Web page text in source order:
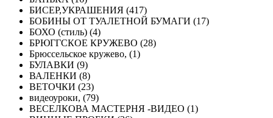
БИСЕР,УКРАШЕНИЯ (417)
БОБИНЫ ОТ ТУАЛЕТНОЙ БУМАГИ (17)
БОХО (стиль) (4)
БРЮГГСКОЕ КРУЖЕВО (28)
Брюссельское кружево, (1)
БУЛАВКИ (9)
ВАЛЕНКИ (8)
ВЕТОЧКИ (23)
видеоуроки, (79)
ВЕСЕЛКОВА МАСТЕРНЯ -ВИДЕО (1)